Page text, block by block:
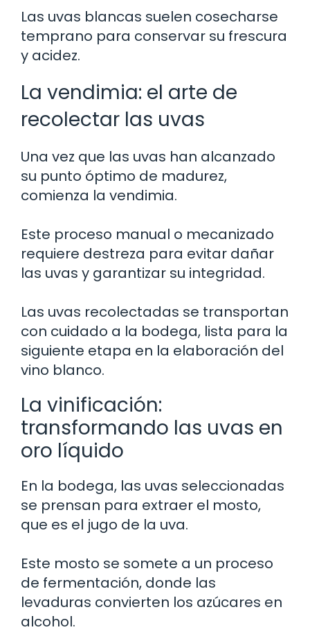
Las uvas blancas suelen cosecharse
temprano para conservar su frescura
y acidez.
La vendimia: el arte de
recolectar las uvas
Una vez que las uvas han alcanzado
su punto óptimo de madurez,
comienza la vendimia.
Este proceso manual o mecanizado
requiere destreza para evitar dañar
las uvas y garantizar su integridad.
Las uvas recolectadas se transportan
con cuidado a la bodega, lista para la
siguiente etapa en la elaboración del
vino blanco.
La vinificación:
transformando las uvas en
oro líquido
En la bodega, las uvas seleccionadas
se prensan para extraer el mosto,
que es el jugo de la uva.
Este mosto se somete a un proceso
de fermentación, donde las
levaduras convierten los azúcares en
alcohol.